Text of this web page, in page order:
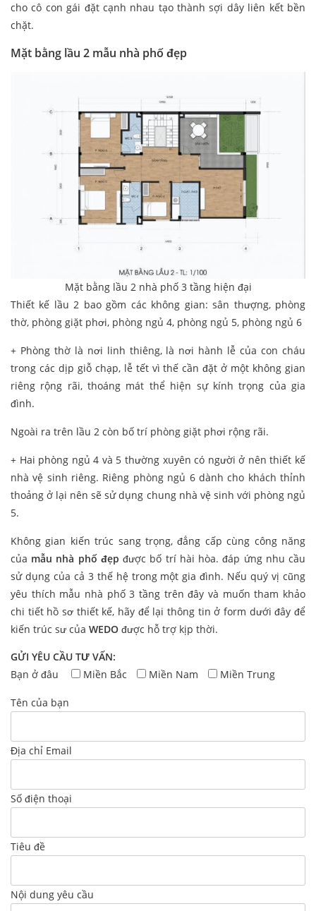
cho cô con gái đặt cạnh nhau tạo thành sợi dây liên kết bền
chặt.
Mặt bằng lầu 2 mẫu nhà phố đẹp
Mặt bằng lầu 2 nhà phố 3 tầng hiện đại
Thiết kế lầu 2 bao gồm các không gian: sân thượng, phòng
thờ, phòng giặt phơi, phòng ngủ 4, phòng ngủ 5, phòng ngủ 6
+ Phòng thờ là nơi linh thiêng, là nơi hành lễ của con cháu
trong các dịp giỗ chạp, lễ tết vì thế cần đặt ở một không gian
riêng rộng rãi, thoáng mát thể hiện sự kính trọng của gia
đình.
Ngoài ra trên lầu 2 còn bố trí phòng giặt phơi rộng rãi.
+ Hai phòng ngủ 4 và 5 thường xuyên có người ở nên thiết kế
nhà vệ sinh riêng. Riêng phòng ngủ 6 dành cho khách thỉnh
thoảng ở lại nên sẽ sử dụng chung nhà vệ sinh với phòng ngủ
5.
Không gian kiến trúc sang trọng, đẳng cấp cùng công năng
của mẫu nhà phố đẹp được bố trí hài hòa. đáp ứng nhu cầu
sử dụng của cả 3 thế hệ trong một gia đình. Nếu quý vị cũng
yêu thích mẫu nhà phố 3 tầng trên đây và muốn tham khảo
chi tiết hồ sơ thiết kế, hãy để lại thông tin ở form dưới đây để
kiến trúc sư của WEDO được hỗ trợ kịp thời.
GỬI YÊU CẦU TƯ VẤN:
Bạn ở đâu
Miền Bắc Miền Nam Miền Trung
Tên của bạn
Địa chỉ Email
Số điện thoại
Tiêu đề
Nội dung yêu cầu